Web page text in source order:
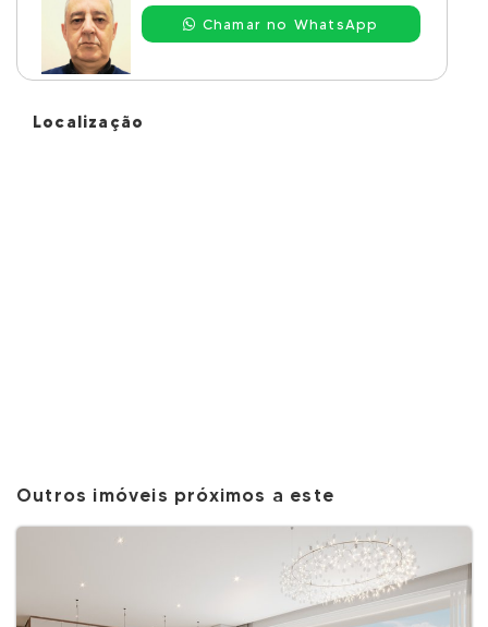
Chamar no WhatsApp
Localização
Outros imóveis próximos a este